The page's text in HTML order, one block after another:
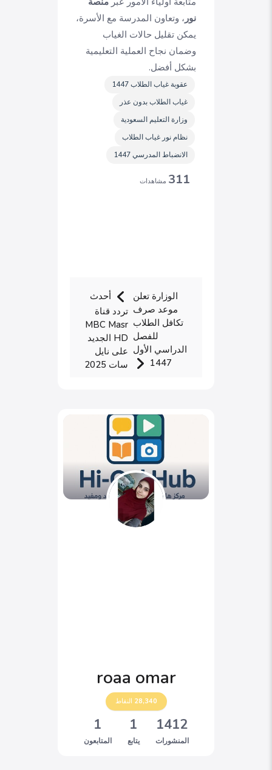
نور ، وتعاون المدرسة مع الأسرة،
يمكن تقليل حالات الغياب
وضمان نجاح العملية التعليمية
بشكل أفضل.
عقوبة غياب الطلاب 1447
غياب الطلاب بدون عذر
وزارة التعليم السعودية
نظام نور غياب الطلاب
الانضباط المدرسي 1447
311 مشاهدات
أحدث
تردد قناة
MBC Masr
HD الجديد
على نايل
سات 2025
الوزارة تعلن
موعد صرف
تكافل الطلاب
للفصل
الدراسي الأول
1447
roaa omar
28,340 النقاط
1412
المنشورات
1
يتابع
1
المتابعون